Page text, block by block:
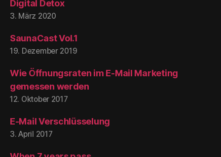
Digital Detox
3. März 2020
SaunaCast Vol.1
19. Dezember 2019
Wie Öffnungsraten im E-Mail Marketing
gemessen werden
12. Oktober 2017
E-Mail Verschlüsselung
3. April 2017